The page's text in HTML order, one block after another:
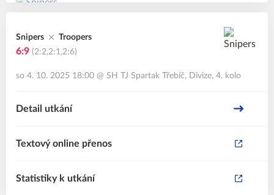
Snipers Troopers
6:9 (2:2,2:1,2:6)
so 4. 10. 2025 18:00 @ SH TJ Spartak Třebíč, Divize, 4. kolo
Detail utkání
Textový online přenos
Statistiky k utkání